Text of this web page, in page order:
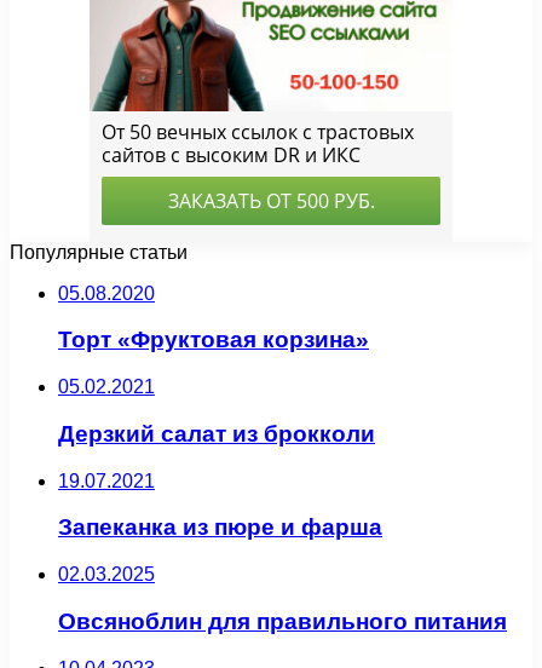
Популярные статьи
05.08.2020
Торт «Фруктовая корзина»
05.02.2021
Дерзкий салат из брокколи
19.07.2021
Запеканка из пюре и фарша
02.03.2025
Овсяноблин для правильного питания